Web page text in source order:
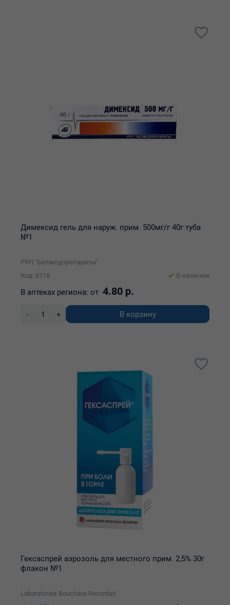
Димексид гель для наруж. прим. 500мг/г 40г туба
№1
РУП "Белмедпрепараты"
Код: 8118
В наличии
В аптеках региона: от 4.80 р.
- + В корзину
Гексаспрей аэрозоль для местного прим. 2,5% 30г
флакон №1
Laboratories Bouchara-Recordati